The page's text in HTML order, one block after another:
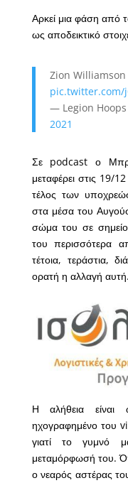
Αρκεί μια φάση από
ως αποδεικτικό
Zion
pic.twitter.com/
— Legion Hoops
2021
Σε podcast ο
μεταφέρει στις 19/
τέλος των
στα μέσα του
σώμα του σε
του περισσότερα
τέτοια, τεράστια,
ορατή η αλλαγή αυτή.
Η αλήθεια
ηχογραφημένο του
γιατί το γυμνό
μεταμόρφωσή του.
ο νεαρός αστέρας